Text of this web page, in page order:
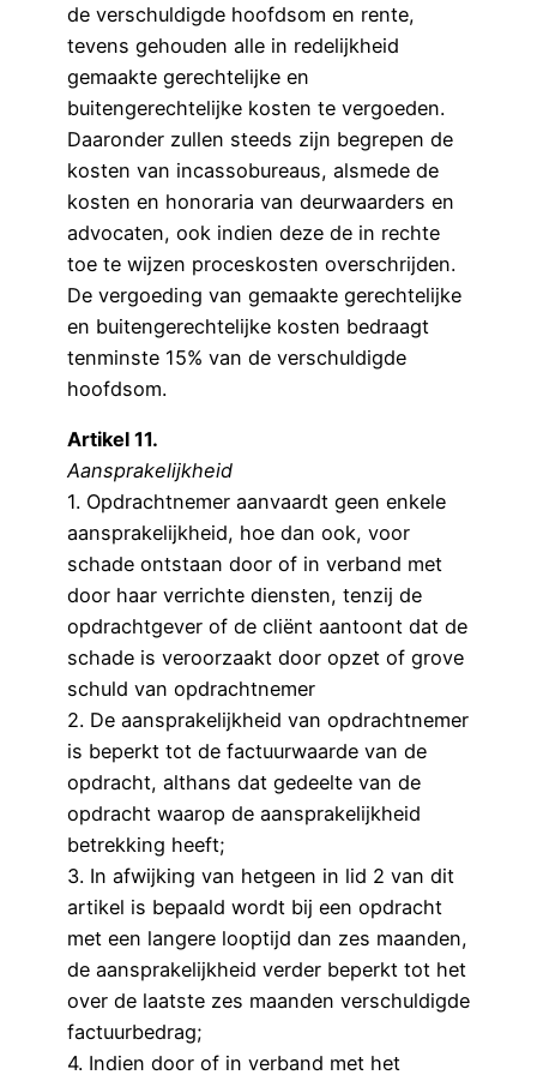
de verschuldigde hoofdsom en rente,
tevens gehouden alle in redelijkheid
gemaakte gerechtelijke en
buitengerechtelijke kosten te vergoeden.
Daaronder zullen steeds zijn begrepen de
kosten van incassobureaus, alsmede de
kosten en honoraria van deurwaarders en
advocaten, ook indien deze de in rechte
toe te wijzen proceskosten overschrijden.
De vergoeding van gemaakte gerechtelijke
en buitengerechtelijke kosten bedraagt
tenminste 15% van de verschuldigde
hoofdsom.
Artikel 11.
Aansprakelijkheid
1. Opdrachtnemer aanvaardt geen enkele
aansprakelijkheid, hoe dan ook, voor
schade ontstaan door of in verband met
door haar verrichte diensten, tenzij de
opdrachtgever of de cliënt aantoont dat de
schade is veroorzaakt door opzet of grove
schuld van opdrachtnemer
2. De aansprakelijkheid van opdrachtnemer
is beperkt tot de factuurwaarde van de
opdracht, althans dat gedeelte van de
opdracht waarop de aansprakelijkheid
betrekking heeft;
3. In afwijking van hetgeen in lid 2 van dit
artikel is bepaald wordt bij een opdracht
met een langere looptijd dan zes maanden,
de aansprakelijkheid verder beperkt tot het
over de laatste zes maanden verschuldigde
factuurbedrag;
4. Indien door of in verband met het